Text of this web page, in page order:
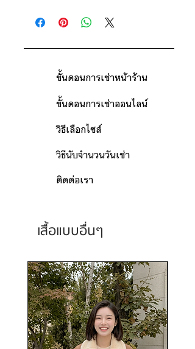
ติดต่อร้านเพื่อสอบถามราคา
ดูแผนที่ร้าน
ขั้นตอนการเช่าหน้าร้าน
ขั้นตอนการเช่าออนไลน์
วิธีเลือกไซส์
วิธีนับจำนวนวันเช่า
ติดต่อเรา
เสื้อแบบอื่นๆ